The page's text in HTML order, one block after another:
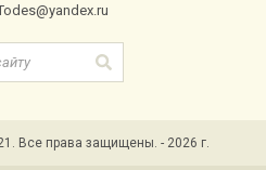
Все права защищены. - 2026 г.